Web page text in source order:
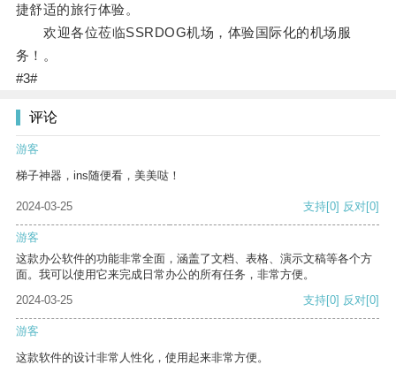
捷舒适的旅行体验。
欢迎各位莅临SSRDOG机场，体验国际化的机场服
务！。
#3#
评论
游客
梯子神器，ins随便看，美美哒！
2024-03-25 支持[0] 反对[0]
游客
这款办公软件的功能非常全面，涵盖了文档、表格、演示文稿等各个方
面。我可以使用它来完成日常办公的所有任务，非常方便。
2024-03-25
支持[0] 反对[0]
游客
这款软件的设计非常人性化，使用起来非常方便。